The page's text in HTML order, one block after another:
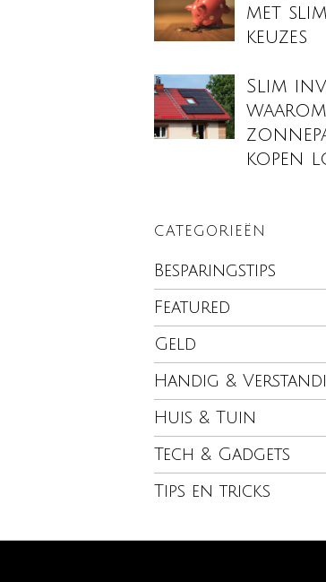
met
keuzes
Slim
waarom
kopen
CATEGORIEËN
Besparingstips
Featured
Geld
Handig &
Huis & Tuin
Tech & Gadgets
Tips en tricks